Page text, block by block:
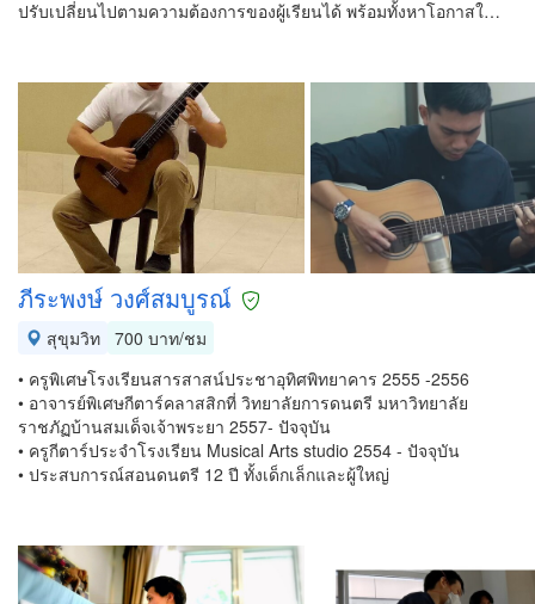
ปรับเปลี่ยนไปตามความต้องการของผู้เรียนได้ พร้อมทั้งหาโอกาสใ…
ภีระพงษ์ วงศ์สมบูรณ์
สุขุมวิท 700 บาท/ชม
• ครูพิเศษโรงเรียนสารสาสน์ประชาอุทิศพิทยาคาร 2555 -2556
• อาจารย์พิเศษกีตาร์คลาสสิกที่ วิทยาลัยการดนตรี มหาวิทยาลัย
ราชภัฏบ้านสมเด็จเจ้าพระยา 2557- ปัจจุบัน
• ครูกีตาร์ประจำโรงเรียน Musical Arts studio 2554 - ปัจจุบัน
• ประสบการณ์สอนดนตรี 12 ปี ทั้งเด็กเล็กและผู้ใหญ่